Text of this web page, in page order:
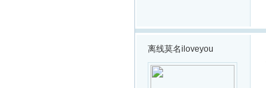
离线莫名iloveyou